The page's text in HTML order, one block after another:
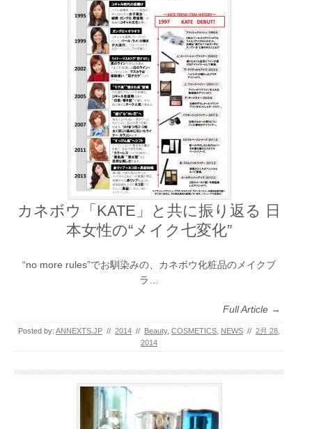
カネボウ「KATE」と共に振り返る 日
本女性の“メイク七変化”
“no more rules”でお馴染みの、カネボウ化粧品のメイクブ
ラ…
Full Article →
Posted by: ANNEXTS.JP // 2014 // Beauty, COSMETICS NEWS // 2月 28,
2014